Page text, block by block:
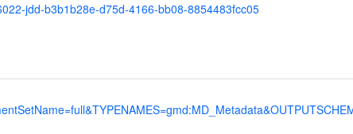
jdd-b3b1b28e-d75d-4166-bb08-8854483fcc05